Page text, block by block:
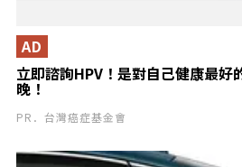
立即諮詢HPV！是對自己健康最好
晚！
AD
PR．台灣癌症基金會